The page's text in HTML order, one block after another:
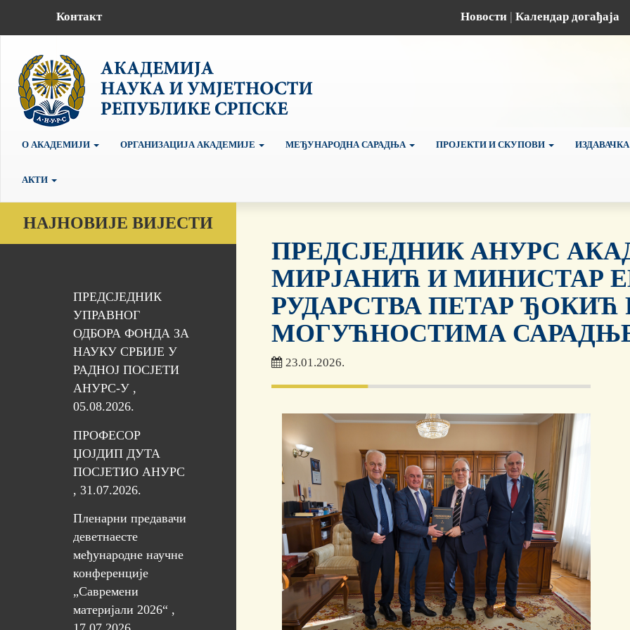
Контакт Новости | Календар догађаја
О АКАДЕМИЈИ ОРГАНИЗАЦИЈА АКАДЕМИЈЕ МЕЂУНАРОДНА САРАДЊА ПРОЈЕКТИ И СКУПОВИ
АКТИ
НАЈНОВИЈЕ ВИЈЕСТИ
ПРЕДСЈЕДНИК
УПРАВНОГ
ОДБОРА ФОНДА ЗА
НАУКУ СРБИЈЕ У
РАДНОЈ ПОСЈЕТИ
АНУРС-У ,
05.08.2026.
ПРОФЕСОР
ЏОЈДИП ДУТА
ПОСЈЕТИО АНУРС
, 31.07.2026.
Пленарни предавачи
деветнаесте
међународне научне
конференције
„Савремени
материјали 2026“ ,
ПРЕДСЈЕДНИК АНУРС
МИРЈАНИЋ И МИНИСТАР
РУДАРСТВА ПЕТАР ЂОКИЋ
МОГУЋНОСТИМА
23.01.2026.